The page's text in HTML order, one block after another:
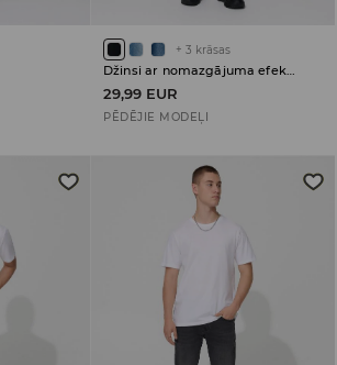
+ 3 krāsas
29,99 EUR
PĒDĒJIE MODEĻI